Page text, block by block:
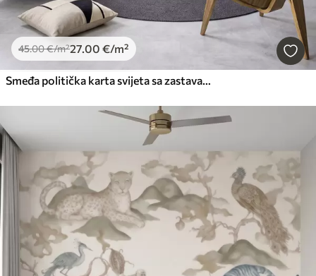
45.00€/m²27.00 €/m²
Smeđa politička karta svijeta sa zastavama na engleskom jeziku